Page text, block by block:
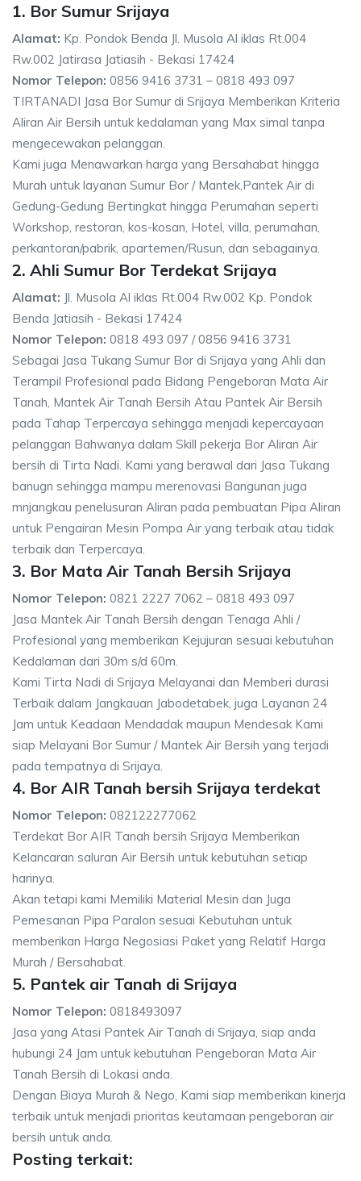
1. Bor Sumur Srijaya
Alamat: Kp. Pondok Benda Jl. Musola Al iklas Rt.004
Rw.002 Jatirasa Jatiasih - Bekasi 17424
Nomor Telepon: 0856 9416 3731 – 0818 493 097
TIRTANADI Jasa Bor Sumur di Srijaya Memberikan Kriteria
Aliran Air Bersih untuk kedalaman yang Max simal tanpa
mengecewakan pelanggan.
Kami juga Menawarkan harga yang Bersahabat hingga
Murah untuk layanan Sumur Bor / Mantek,Pantek Air di
Gedung-Gedung Bertingkat hingga Perumahan seperti
Workshop, restoran, kos-kosan, Hotel, villa, perumahan,
perkantoran/pabrik, apartemen/Rusun, dan sebagainya.
2. Ahli Sumur Bor Terdekat Srijaya
Alamat: Jl. Musola Al iklas Rt.004 Rw.002 Kp. Pondok
Benda Jatiasih - Bekasi 17424
Nomor Telepon: 0818 493 097 / 0856 9416 3731
Sebagai Jasa Tukang Sumur Bor di Srijaya yang Ahli dan
Terampil Profesional pada Bidang Pengeboran Mata Air
Tanah, Mantek Air Tanah Bersih Atau Pantek Air Bersih
pada Tahap Terpercaya sehingga menjadi kepercayaan
pelanggan Bahwanya dalam Skill pekerja Bor Aliran Air
bersih di Tirta Nadi. Kami yang berawal dari Jasa Tukang
banugn sehingga mampu merenovasi Bangunan juga
mnjangkau penelusuran Aliran pada pembuatan Pipa Aliran
untuk Pengairan Mesin Pompa Air yang terbaik atau tidak
terbaik dan Terpercaya.
3. Bor Mata Air Tanah Bersih Srijaya
Nomor Telepon: 0821 2227 7062 – 0818 493 097
Jasa Mantek Air Tanah Bersih dengan Tenaga Ahli /
Profesional yang memberikan Kejujuran sesuai kebutuhan
Kedalaman dari 30m s/d 60m.
Kami Tirta Nadi di Srijaya Melayanai dan Memberi durasi
Terbaik dalam Jangkauan Jabodetabek, juga Layanan 24
Jam untuk Keadaan Mendadak maupun Mendesak Kami
siap Melayani Bor Sumur / Mantek Air Bersih yang terjadi
pada tempatnya di Srijaya.
4. Bor AIR Tanah bersih Srijaya terdekat
Nomor Telepon: 082122277062
Terdekat Bor AIR Tanah bersih Srijaya Memberikan
Kelancaran saluran Air Bersih untuk kebutuhan setiap
harinya.
Akan tetapi kami Memiliki Material Mesin dan Juga
Pemesanan Pipa Paralon sesuai Kebutuhan untuk
memberikan Harga Negosiasi Paket yang Relatif Harga
Murah / Bersahabat.
5. Pantek air Tanah di Srijaya
Nomor Telepon: 0818493097
Jasa yang Atasi Pantek Air Tanah di Srijaya, siap anda
hubungi 24 Jam untuk kebutuhan Pengeboran Mata Air
Tanah Bersih di Lokasi anda.
Dengan Biaya Murah & Nego, Kami siap memberikan kinerja
terbaik untuk menjadi prioritas keutamaan pengeboran air
bersih untuk anda.
Posting terkait: